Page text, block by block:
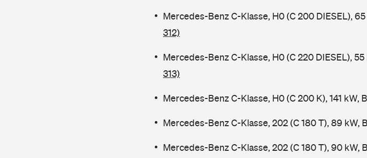
Mercedes-Benz C-Klasse, H0 (C 200 DIESEL),
312)
Mercedes-Benz C-Klasse, H0 (C 220 DIESEL),
313)
Mercedes-Benz C-Klasse, H0 (C 200 K), 141 kW,
Mercedes-Benz C-Klasse, 202 (C 180 T), 89 kW,
Mercedes-Benz C-Klasse, 202 (C 180 T), 90 kW,